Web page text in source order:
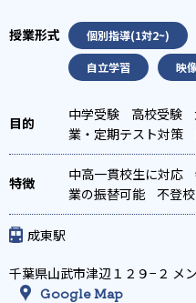
個別指導(1対2~)
自立学習 映
中学受験 高校受験
業・定期テスト対策
着
総合型選抜(旧
特化対策
国公立大
策
英検(英語検定)対
学特化対策
英語・
中高一貫校生に対応
業の振替可能
不登
レットを利用
オン
成東駅
千葉県山武市津辺１２９−２ メ
Google Map